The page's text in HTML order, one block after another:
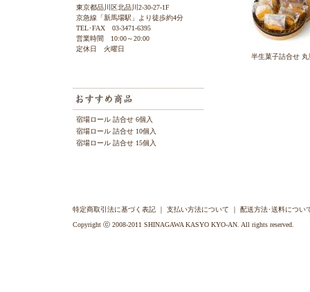
東京都品川区北品川2-30-27-1F
京急線「新馬場駅」より徒歩約4分
TEL･FAX 03-3471-6395
営業時間 10:00～20:00
定休日 火曜日
宿場ロール 詰合せ 6個入
宿場ロール 詰合せ 10個入
宿場ロール 詰合せ 15個入
半生菓子詰合せ 丸
特定商取引法に基づく表記 ｜ 支払い方法について ｜ 配送方法･送料につい
Copyright ⓒ 2008-2011 SHINAGAWA KASYO KYO-AN. All rights reserved.